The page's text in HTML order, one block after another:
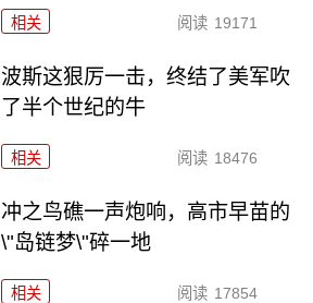
相关 阅读 19171
波斯这狠厉一击，终结了美军吹
了半个世纪的牛
相关 阅读 18476
冲之鸟礁一声炮响，高市早苗的
\"岛链梦\"碎一地
相关 阅读 17854